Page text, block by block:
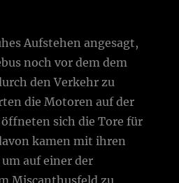
Aufstehen angesagt,
noch vor dem dem
den Verkehr zu
die Motoren auf der
sich die Tore für
kamen mit ihren
auf einer der
Miscanthusfeld zu